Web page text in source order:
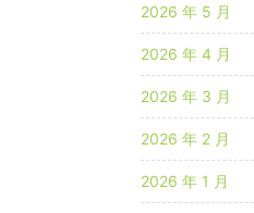
2026 年 5 月
2026 年 4 月
2026 年 3 月
2026 年 2 月
2026 年 1 月